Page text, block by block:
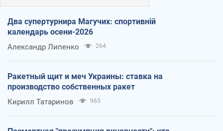
Два супертурнира Магучих: спортивній
календарь осени-2026
Александр Липенко 264
Ракетный щит и меч Украины: ставка на
производство собственных ракет
Кирилл Татаринов 963